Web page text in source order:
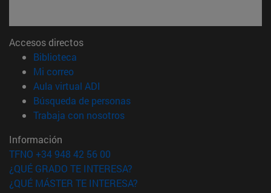
Accesos directos
Biblioteca
Mi correo(abre en nueva ventana)
Aula virtual ADI
Búsqueda de personas(abre en nueva ventana)
Trabaja con nosotros(abre en nueva ventana)
Información
TFNO +34 948 42 56 00
¿QUÉ GRADO TE INTERESA?
¿QUÉ MÁSTER TE INTERESA?